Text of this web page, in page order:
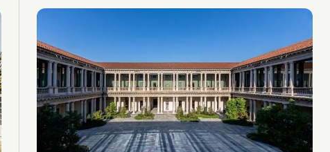
moto électrique grande route. La WN7 est la première
moto électrique Honda, disponible en concessions
14.999 €. Un tarif qui fait réfléchir, mais une machine qui
mérite qu'on s'y attarde.